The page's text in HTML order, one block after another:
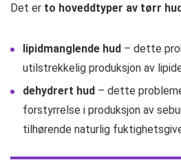
Det er to hoveddtyper av tørr
lipidmanglende hud – dette
utilstrekkelig produksjon av
dehydrert hud – dette
forstyrrelse i produksjon av
tilhørende naturlig